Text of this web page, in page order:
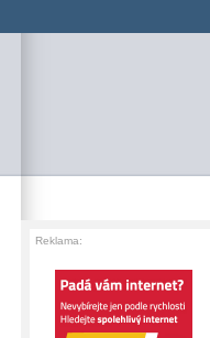
Reklama: